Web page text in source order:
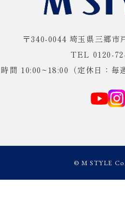
〒340-0044 埼玉県三郷市
TEL 0120-
間 10:00~18:00（定休日：
© M STYLE